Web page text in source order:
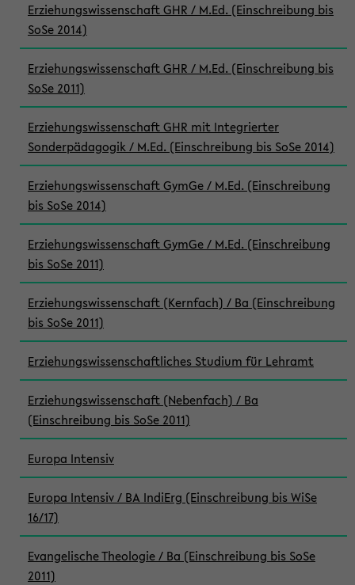
Erziehungswissenschaft GHR / M.Ed. (Einschreibung bis
SoSe 2014)
Erziehungswissenschaft GHR / M.Ed. (Einschreibung bis
SoSe 2011)
Erziehungswissenschaft GHR mit Integrierter
Sonderpädagogik / M.Ed. (Einschreibung bis SoSe 2014)
Erziehungswissenschaft GymGe / M.Ed. (Einschreibung
bis SoSe 2014)
Erziehungswissenschaft GymGe / M.Ed. (Einschreibung
bis SoSe 2011)
Erziehungswissenschaft (Kernfach) / Ba (Einschreibung
bis SoSe 2011)
Erziehungswissenschaftliches Studium für Lehramt
Erziehungswissenschaft (Nebenfach) / Ba
(Einschreibung bis SoSe 2011)
Europa Intensiv
Europa Intensiv / BA IndiErg (Einschreibung bis WiSe
16/17)
Evangelische Theologie / Ba (Einschreibung bis SoSe
2011)